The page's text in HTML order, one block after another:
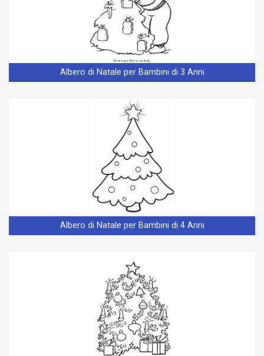
Albero di Natale per Bambini di 3 Anni
Albero di Natale per Bambini di 4 Anni